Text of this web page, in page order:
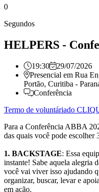
0
Segundos
HELPERS -
19:30
29/07/2026
Presencial em Rua
Portão, Curitiba -
Conferência
Termo de voluntáriado
Para a Conferência ABBA
das quais você pode escolher
1. BACKSTAGE: Essa
instante! Sabe aquela alegria
você vai viver isso ajudando
organizar, buscar, levar e
em ação.